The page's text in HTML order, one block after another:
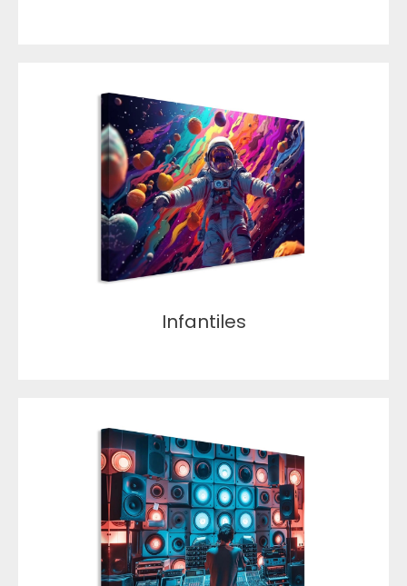
Infantiles